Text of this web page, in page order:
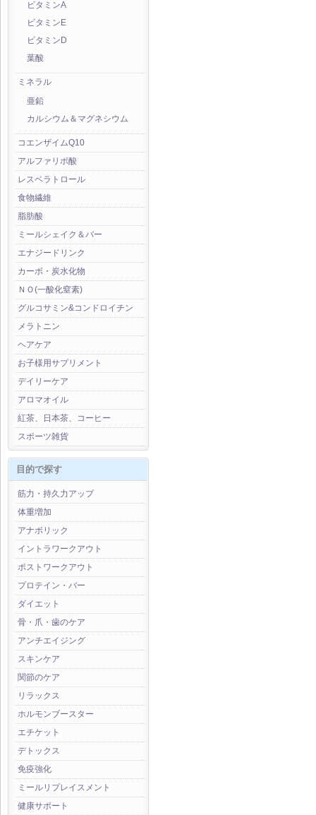
ビタミンA
ビタミンE
ビタミンD
葉酸
ミネラル
亜鉛
カルシウム＆マグネシウム
コエンザイムQ10
アルファリポ酸
レスベラトロール
食物繊維
脂肪酸
ミールシェイク＆バー
エナジードリンク
カーボ・炭水化物
ＮＯ(一酸化窒素)
グルコサミン&コンドロイチン
メラトニン
ヘアケア
お子様用サプリメント
デイリーケア
アロマオイル
紅茶、日本茶、コーヒー
スポーツ雑貨
目的で探す
筋力・持久力アップ
体重増加
アナボリック
イントラワークアウト
ポストワークアウト
プロテイン・バー
ダイエット
骨・爪・歯のケア
アンチエイジング
スキンケア
関節のケア
リラックス
ホルモンブースター
エチケット
デトックス
免疫強化
ミールリプレイスメント
健康サポート